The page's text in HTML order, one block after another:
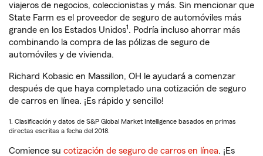
viajeros de negocios, coleccionistas y más. Sin mencionar que
State Farm es el proveedor de seguro de automóviles más
grande en los Estados Unidos1. Podría incluso ahorrar más
combinando la compra de las pólizas de seguro de
automóviles y de vivienda.
Richard Kobasic en Massillon, OH le ayudará a comenzar
después de que haya completado una cotización de seguro
de carros en línea. ¡Es rápido y sencillo!
1. Clasificación y datos de S&P Global Market Intelligence basados en primas
directas escritas a fecha del 2018.
Comience su cotización de seguro de carros en línea. ¡Es